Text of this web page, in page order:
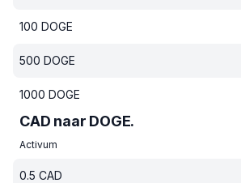
100 DOGE
500 DOGE
1000 DOGE
CAD naar DOGE.
Activum
0.5 CAD